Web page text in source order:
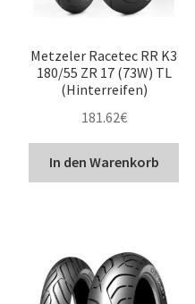
Metzeler Racetec RR K3
180/55 ZR 17 (73W) TL
(Hinterreifen)
181.62€
In den Warenkorb